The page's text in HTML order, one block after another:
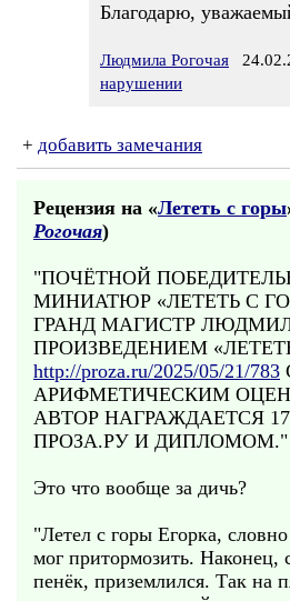
Благодарю,
Людмила Рогочая
нарушении
+ добавить замечания
Рецензия на «Лететь с горы
Рогочая)
"ПОЧЁТНОЙ
МИНИАТЮР «ЛЕТЕТЬ С
ГРАНД МАГИСТР
ПРОИЗВЕДЕНИЕМ
http://proza.ru/2025/05/21/783
АРИФМЕТИЧЕСКИМ
АВТОР НАГРАЖДАЕТСЯ
ПРОЗА.РУ И ДИПЛОМОМ."
Это что вообще за дичь?
"Летел с горы Егорка,
мог притормозить. Наконец,
пенёк, приземлился. Так на